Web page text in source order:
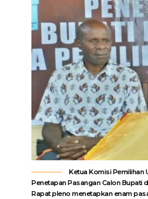
Ketua Komisi Pemilihan
Penetapan Pasangan Calon Bupati
Rapat pleno menetapkan enam